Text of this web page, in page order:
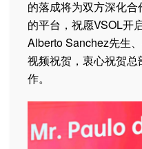
的落成将为双方深化
的平台，祝愿VSOL开
Alberto Sanchez先生
视频祝贺，衷心祝贺
作。